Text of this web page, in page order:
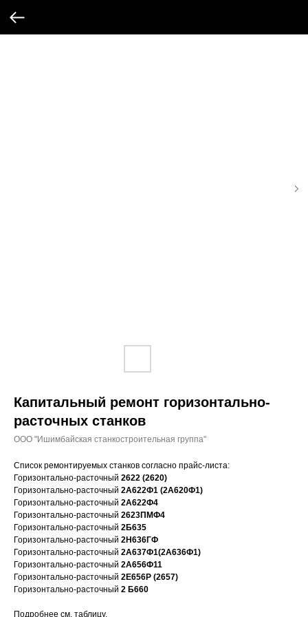
Капитальный ремонт горизонтально-
расточных станков
ООО "Ишимбайская станкостроительная группа"
Список ремонтируемых станков согласно прайс-листа:
Горизонтально-расточный 2622 (2620)
Горизонтально-расточный 2А622Ф1 (2А620Ф1)
Горизонтально-расточный 2А622Ф4
Горизонтально-расточный 2623ПМФ4
Горизонтально-расточный 2Б635
Горизонтально-расточный 2Н636ГФ
Горизонтально-расточный 2А637Ф1(2А636Ф1)
Горизонтально-расточный 2А656Ф11
Горизонтально-расточный 2Е656Р (2657)
Горизонтально-расточный 2 Б660
Подробнее см. таблицу.